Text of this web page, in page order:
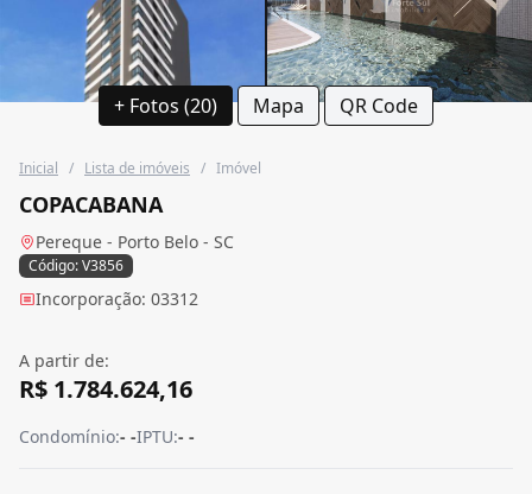
+ Fotos (20) Mapa QR Code
Inicial / Lista de imóveis / Imóvel
COPACABANA
Pereque - Porto Belo - SC
Código: V3856
Incorporação: 03312
A partir de:
R$ 1.784.624,16
Condomínio:- -IPTU:- -